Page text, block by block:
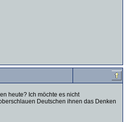
heute? Ich möchte es nicht
Deutschen ihnen das Denken